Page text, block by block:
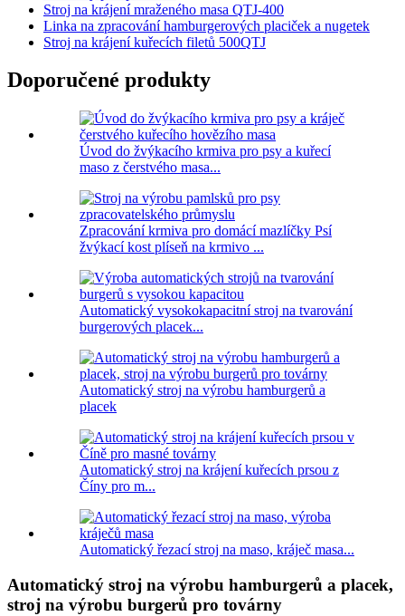
Stroj na krájení mraženého masa QTJ-400
Linka na zpracování hamburgerových placiček a nugetek
Stroj na krájení kuřecích filetů 500QTJ
Doporučené produkty
Úvod do žvýkacího krmiva pro psy a kuřecí
maso z čerstvého masa...
Zpracování krmiva pro domácí mazlíčky Psí
žvýkací kost plíseň na krmivo ...
Automatický vysokokapacitní stroj na tvarování
burgerových placek...
Automatický stroj na výrobu hamburgerů a
placek
Automatický stroj na krájení kuřecích prsou z
Číny pro m...
Automatický řezací stroj na maso, kráječ masa...
Automatický stroj na výrobu hamburgerů a placek,
stroj na výrobu burgerů pro továrny